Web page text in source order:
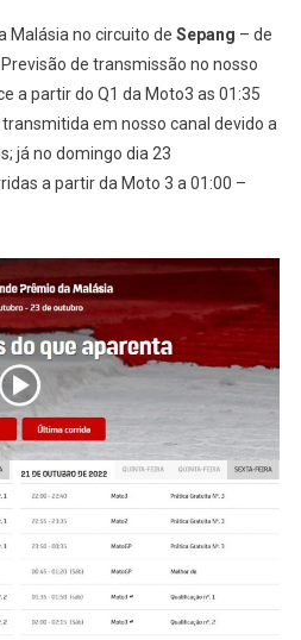
Malásia no circuito de Sepang – de
de transmissão no nosso
a partir do Q1 da Moto3 as 01:35
em nosso canal devido a
já no domingo dia 23
a partir da Moto 3 a 01:00 –